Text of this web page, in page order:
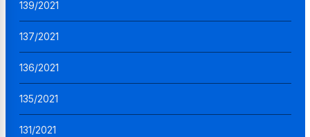
139/2021
137/2021
136/2021
135/2021
131/2021